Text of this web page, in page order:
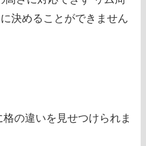
決めることができません
の違いを見せつけられま